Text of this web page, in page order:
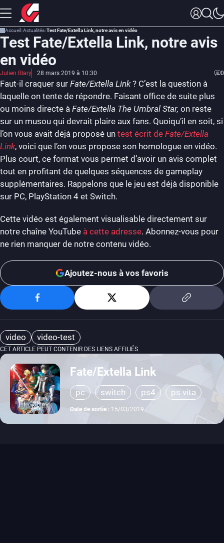
Accueil Actualités Test Fate/Extella Link, notre avis en vidéo
Test Fate/Extella Link, notre avis
en vidéo
Julien Blary 28 mars 2019 à 10:30 0
Faut-il craquer sur Fate/Extella Link? C’est la question à
laquelle on tente de répondre. Faisant office de suite plus
ou moins directe à Fate/Extella The Umbral Star, on reste
sur un musou qui devrait plaire aux fans. Quoiqu’il en soit, si
l’on vous avait déjà proposé un test écrit de Fate/Extella
Link, voici que l’on vous propose son homologue en vidéo.
Plus court, ce format vous permet d’avoir un avis complet
tout en profitant de quelques séquences de gameplay
supplémentaires. Rappelons que le jeu est déjà disponible
sur PC, PlayStation 4 et Switch.
Cette vidéo est également visualisable directement sur
notre chaîne YouTube à cette adresse. Abonnez-vous pour
ne rien manquer de notre contenu vidéo.
Ajoutez-nous à vos favoris
video video-test
CET ARTICLE PEUT CONTENIR DES LIENS AFFILIÉS
Fate/Extella Link
pc switch ps4 ps vita
Date de sortie : 15/03/2019